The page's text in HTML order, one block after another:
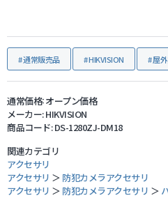
通常販売品 HIKVISION 屋
通常価格:オープン価格
メーカー:HIKVISION
商品コード:DS-1280ZJ-DM18
関連カテゴリ
アクセサリ
アクセサリ ＞ 防犯カメラアクセサリ
アクセサリ ＞ 防犯カメラアクセサリ ＞
カートを見る
新規会員登録
お気に入り
ログイン